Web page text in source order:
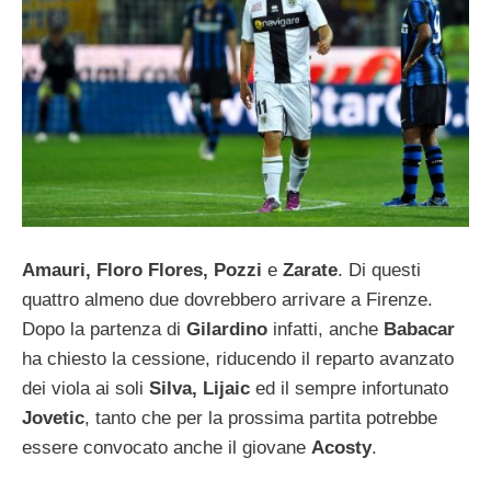
Amauri, Floro Flores, Pozzi e Zarate. Di questi
quattro almeno due dovrebbero arrivare a Firenze.
Dopo la partenza di Gilardino infatti, anche Babacar
ha chiesto la cessione, riducendo il reparto avanzato
dei viola ai soli Silva, Lijaic ed il sempre infortunato
Jovetic, tanto che per la prossima partita potrebbe
essere convocato anche il giovane Acosty.